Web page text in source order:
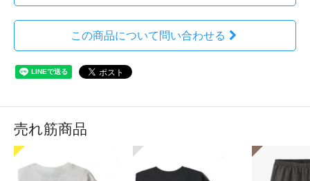
この商品について問い合わせる
売れ筋商品